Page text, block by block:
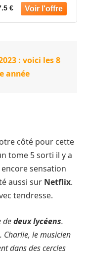
€
: voici les 8
année
côté pour cette
tome 5 sorti il y a
sensation
aussi sur Netflix.
tendresse.
dedeux lycéens.
le musicien
dans des cercles